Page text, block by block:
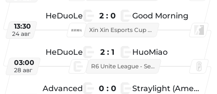
HeDuoLe 2 : 0 Good Morning
13:30
24 авг
Xin Xin Esports Cup 2026
HeDuoLe 2 : 1 HuoMiao
03:00
28 авг
R6 Unite League - Season 1
Advanced 0 : 0 Straylight (American team)